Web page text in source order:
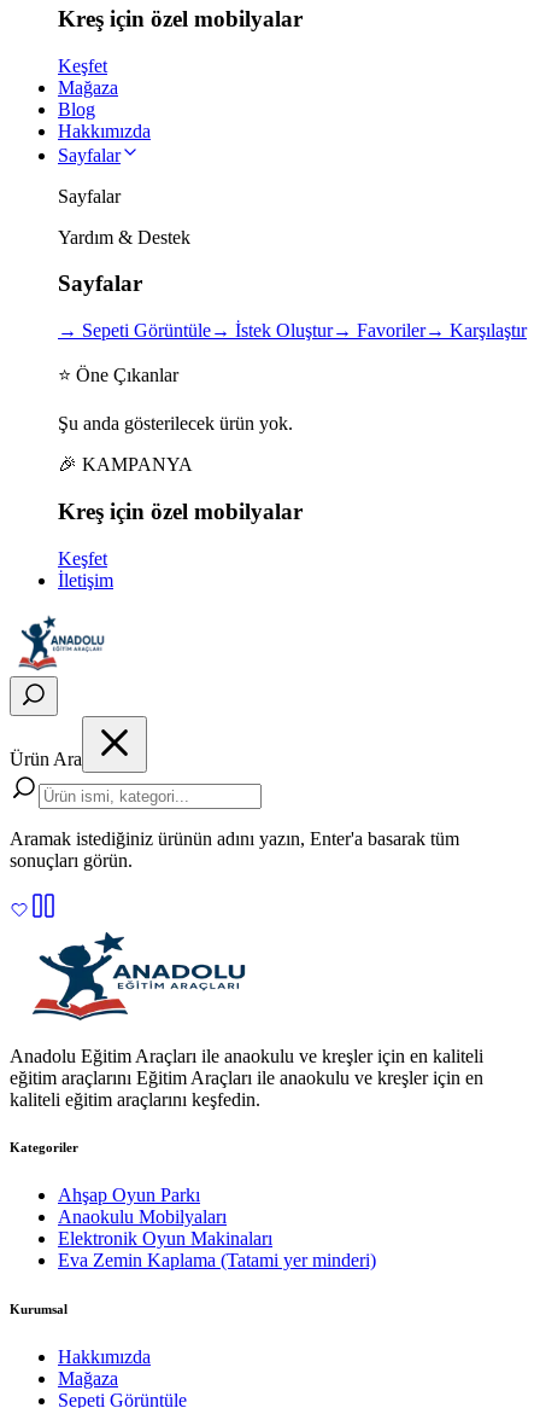
Kreş için özel mobilyalar
Keşfet
Mağaza
Blog
Hakkımızda
Sayfalar
Sayfalar
Yardım & Destek
Sayfalar
→ Sepeti Görüntüle→ İstek Oluştur→ Favoriler→ Karşılaştır
⭐ Öne Çıkanlar
Şu anda gösterilecek ürün yok.
🎉 KAMPANYA
Kreş için özel mobilyalar
Keşfet
İletişim
Ürün Ara
Aramak istediğiniz ürünün adını yazın, Enter'a basarak tüm
sonuçları görün.
Anadolu Eğitim Araçları ile anaokulu ve kreşler için en kaliteli
eğitim araçlarını Eğitim Araçları ile anaokulu ve kreşler için en
kaliteli eğitim araçlarını keşfedin.
Kategoriler
Ahşap Oyun Parkı
Anaokulu Mobilyaları
Elektronik Oyun Makinaları
Eva Zemin Kaplama (Tatami yer minderi)
Kurumsal
Hakkımızda
Mağaza
Sepeti Görüntüle